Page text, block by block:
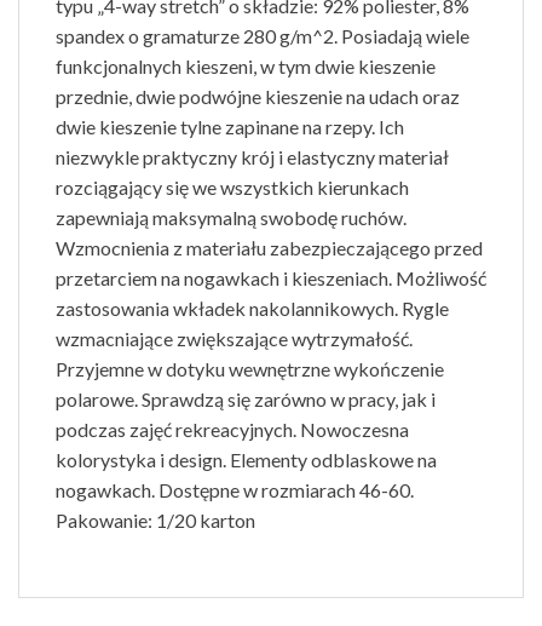
typu „4-way stretch” o składzie: 92% poliester, 8%
spandex o gramaturze 280 g/m^2. Posiadają wiele
funkcjonalnych kieszeni, w tym dwie kieszenie
przednie, dwie podwójne kieszenie na udach oraz
dwie kieszenie tylne zapinane na rzepy. Ich
niezwykle praktyczny krój i elastyczny materiał
rozciągający się we wszystkich kierunkach
zapewniają maksymalną swobodę ruchów.
Wzmocnienia z materiału zabezpieczającego przed
przetarciem na nogawkach i kieszeniach. Możliwość
zastosowania wkładek nakolannikowych. Rygle
wzmacniające zwiększające wytrzymałość.
Przyjemne w dotyku wewnętrzne wykończenie
polarowe. Sprawdzą się zarówno w pracy, jak i
podczas zajęć rekreacyjnych. Nowoczesna
kolorystyka i design. Elementy odblaskowe na
nogawkach. Dostępne w rozmiarach 46-60.
Pakowanie: 1/20 karton